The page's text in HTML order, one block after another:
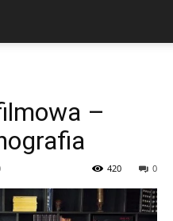
–
0
420